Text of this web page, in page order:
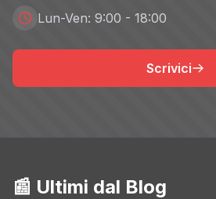
Lun-Ven: 9:00 - 18:00
Scrivici
📰 Ultimi dal Blog